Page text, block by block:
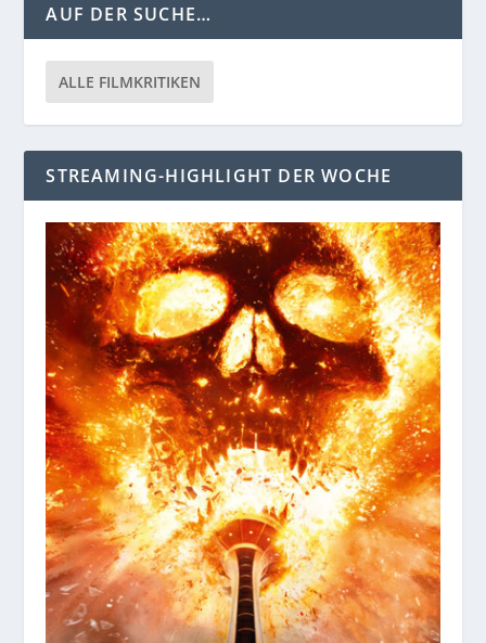
AUF DER SUCHE…
ALLE FILMKRITIKEN
STREAMING-HIGHLIGHT DER WOCHE